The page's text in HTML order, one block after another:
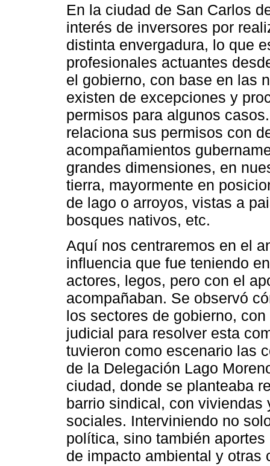
En la ciudad de San Carlos
interés de inversores por
distinta envergadura, lo que
profesionales actuantes
el gobierno, con base en las
existen de excepciones y
permisos para algunos
relaciona sus permisos con
acompañamientos
grandes dimensiones, en
tierra, mayormente en
de lago o arroyos, vistas a
bosques nativos, etc.
Aquí nos centraremos en el
influencia que fue teniendo
actores, legos, pero con el
acompañaban. Se observó
los sectores de gobierno,
judicial para resolver esta
tuvieron como escenario las
de la Delegación Lago
ciudad, donde se planteaba
barrio sindical, con
sociales. Interviniendo no
política, sino también
de impacto ambiental y